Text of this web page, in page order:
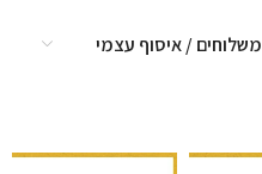
תודה לכם! אין
משלוחים / איסוף עצמי